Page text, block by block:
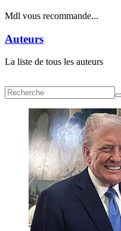
Mdl vous recommande...
Auteurs
La liste de tous les auteurs